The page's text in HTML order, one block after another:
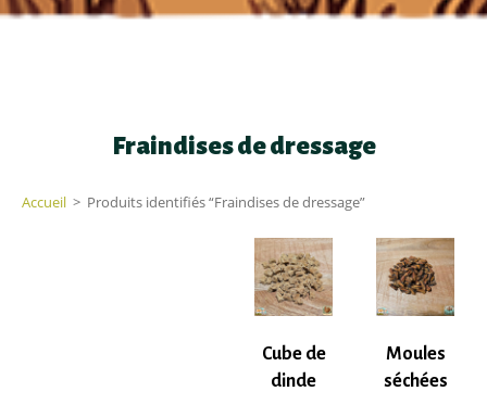
Fraindises de dressage
Accueil > Produits identifiés “Fraindises de dressage”
Cube de
dinde
Moules
séchées